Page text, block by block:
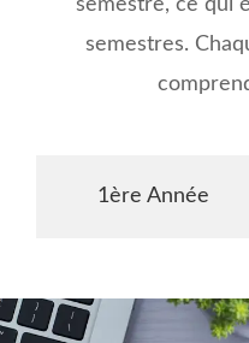
semestre, ce qui
semestres.
1ère Année